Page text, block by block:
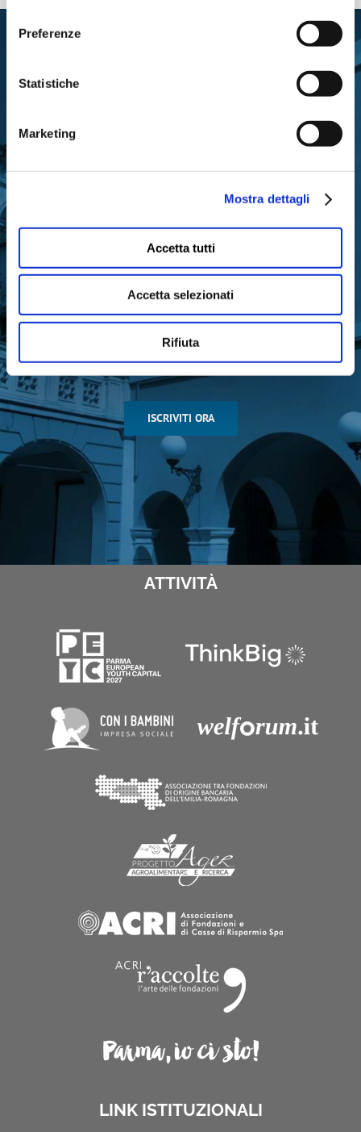
Preferenze
Statistiche
Marketing
Mostra dettagli
Accetta tutti
Accetta selezionati
Rifiuta
RIMANI IN CONTATTO CON
LA FONDAZIONE
Iscriviti gratuitamente alla nostra newsletter
per ricevere gli aggiornamenti
sull’attività di Fondazione Cariparma
ISCRIVITI ORA
ATTIVITÀ
LINK ISTITUZIONALI